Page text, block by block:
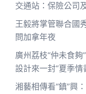
交通站：保險公司
王毅將掌管聯合國
問加拿年夜
廣州荔枝“仲未食
設計來一封“夏季情
湘藝相傳看“鎮”興